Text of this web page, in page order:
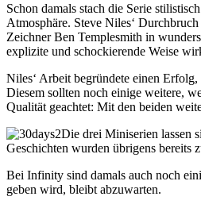
Schon damals stach die Serie
Atmosphäre. Steve Niles‘
Zeichner Ben Templesmith in
explizite und schockierende Weise
Niles‘ Arbeit begründete einen
Diesem sollten noch einige weitere,
Qualität geachtet: Mit den beiden
Die drei Miniserien lassen
Geschichten wurden übrigens
Bei Infinity sind damals auch noch
geben wird, bleibt abzuwarten.